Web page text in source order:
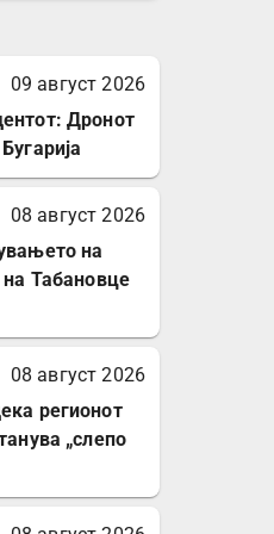
на
09 август 2026
Дронот
08 август 2026
на
на Табановце
08 август 2026
регионот
„слепо